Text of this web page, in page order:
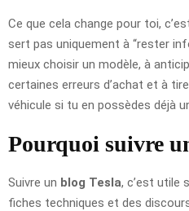
Ce que cela change pour toi,
sert pas uniquement à “rester
mieux choisir un modèle, à
certaines erreurs d’achat et à
véhicule si tu en possèdes déjà
Pourquoi suivre
Suivre un blog Tesla, c’est utile
fiches techniques et des